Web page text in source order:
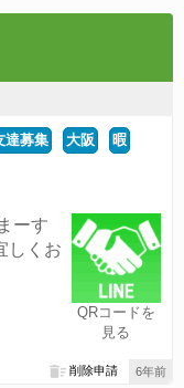
達募集 大阪 暇
QRコードを
見る
ーす
しくお
6年前
削除申請